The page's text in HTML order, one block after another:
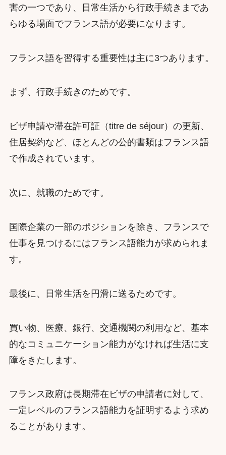
害の一つであり、日常生活から行政手続きまであ
らゆる場面でフランス語が必要になります。
フランス語を習得する重要性は主に3つあります。
まず、行政手続きのためです。
ビザ申請や滞在許可証（titre de séjour）の更新、
住居契約など、ほとんどの公的書類はフランス語
で作成されています。
次に、就職のためです。
国際企業の一部のポジションを除き、フランスで
仕事を見つけるにはフランス語能力が求められま
す。
最後に、日常生活を円滑に送るためです。
買い物、医療、銀行、交通機関の利用など、基本
的なコミュニケーション能力がなければ生活に支
障をきたします。
フランス政府は長期滞在ビザの申請者に対して、
一定レベルのフランス語能力を証明するよう求め
ることがあります。